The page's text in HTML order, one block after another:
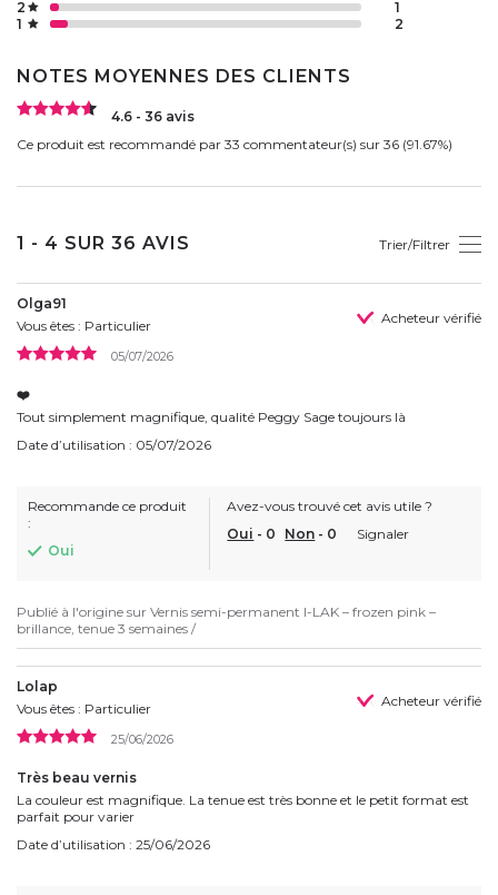
1 2
2 1
NOTES MOYENNES DES CLIENTS
4.6 - 36 avis
Ce produit est recommandé par 33 commentateur(s) sur 36 (91.67%)
1 - 4 SUR 36 AVIS Trier/Filtrer
Olga91
Vous êtes : Particulier
Acheteur vérifié
05/07/2026
❤️
Tout simplement magnifique, qualité Peggy Sage toujours là
Date d’utilisation : 05/07/2026
Recommande ce produit
:
Oui
Avez-vous trouvé cet avis utile ?
Oui - 0 Non - 0 Signaler
Publié à l'origine sur Vernis semi-permanent I-LAK – frozen pink –
brillance, tenue 3 semaines /
Lolap
Vous êtes : Particulier
Acheteur vérifié
25/06/2026
Très beau vernis
La couleur est magnifique. La tenue est très bonne et le petit format est
parfait pour varier
Date d’utilisation : 25/06/2026